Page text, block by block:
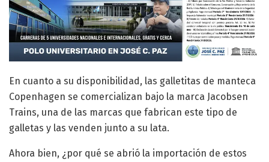
En cuanto a su disponibilidad, las galletitas de manteca
Copenhagen se comercializan bajo la marca Jacobsen
Trains, una de las marcas que fabrican este tipo de
galletas y las venden junto a su lata.
Ahora bien, ¿por qué se abrió la importación de estos